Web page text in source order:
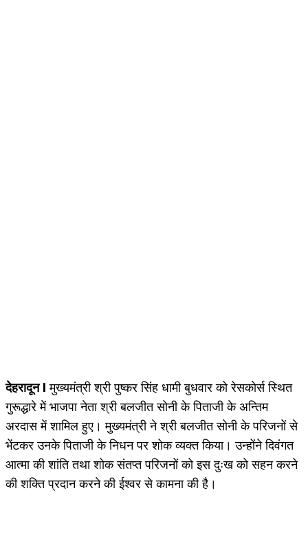
देहरादून Iमुख्यमंत्री श्री पुष्कर सिंह धामी बुधवार को रेसकोर्स स्थित
गुरूद्धारे में भाजपा नेता श्री बलजीत सोनी के पिताजी के अन्तिम
अरदास में शामिल हुए। मुख्यमंत्री ने श्री बलजीत सोनी के परिजनों से
भेंटकर उनके पिताजी के निधन पर शोक व्यक्त किया। उन्होंने दिवंगत
आत्मा की शांति तथा शोक संतप्त परिजनों को इस दुःख को सहन करने
की शक्ति प्रदान करने की ईश्वर से कामना की है।